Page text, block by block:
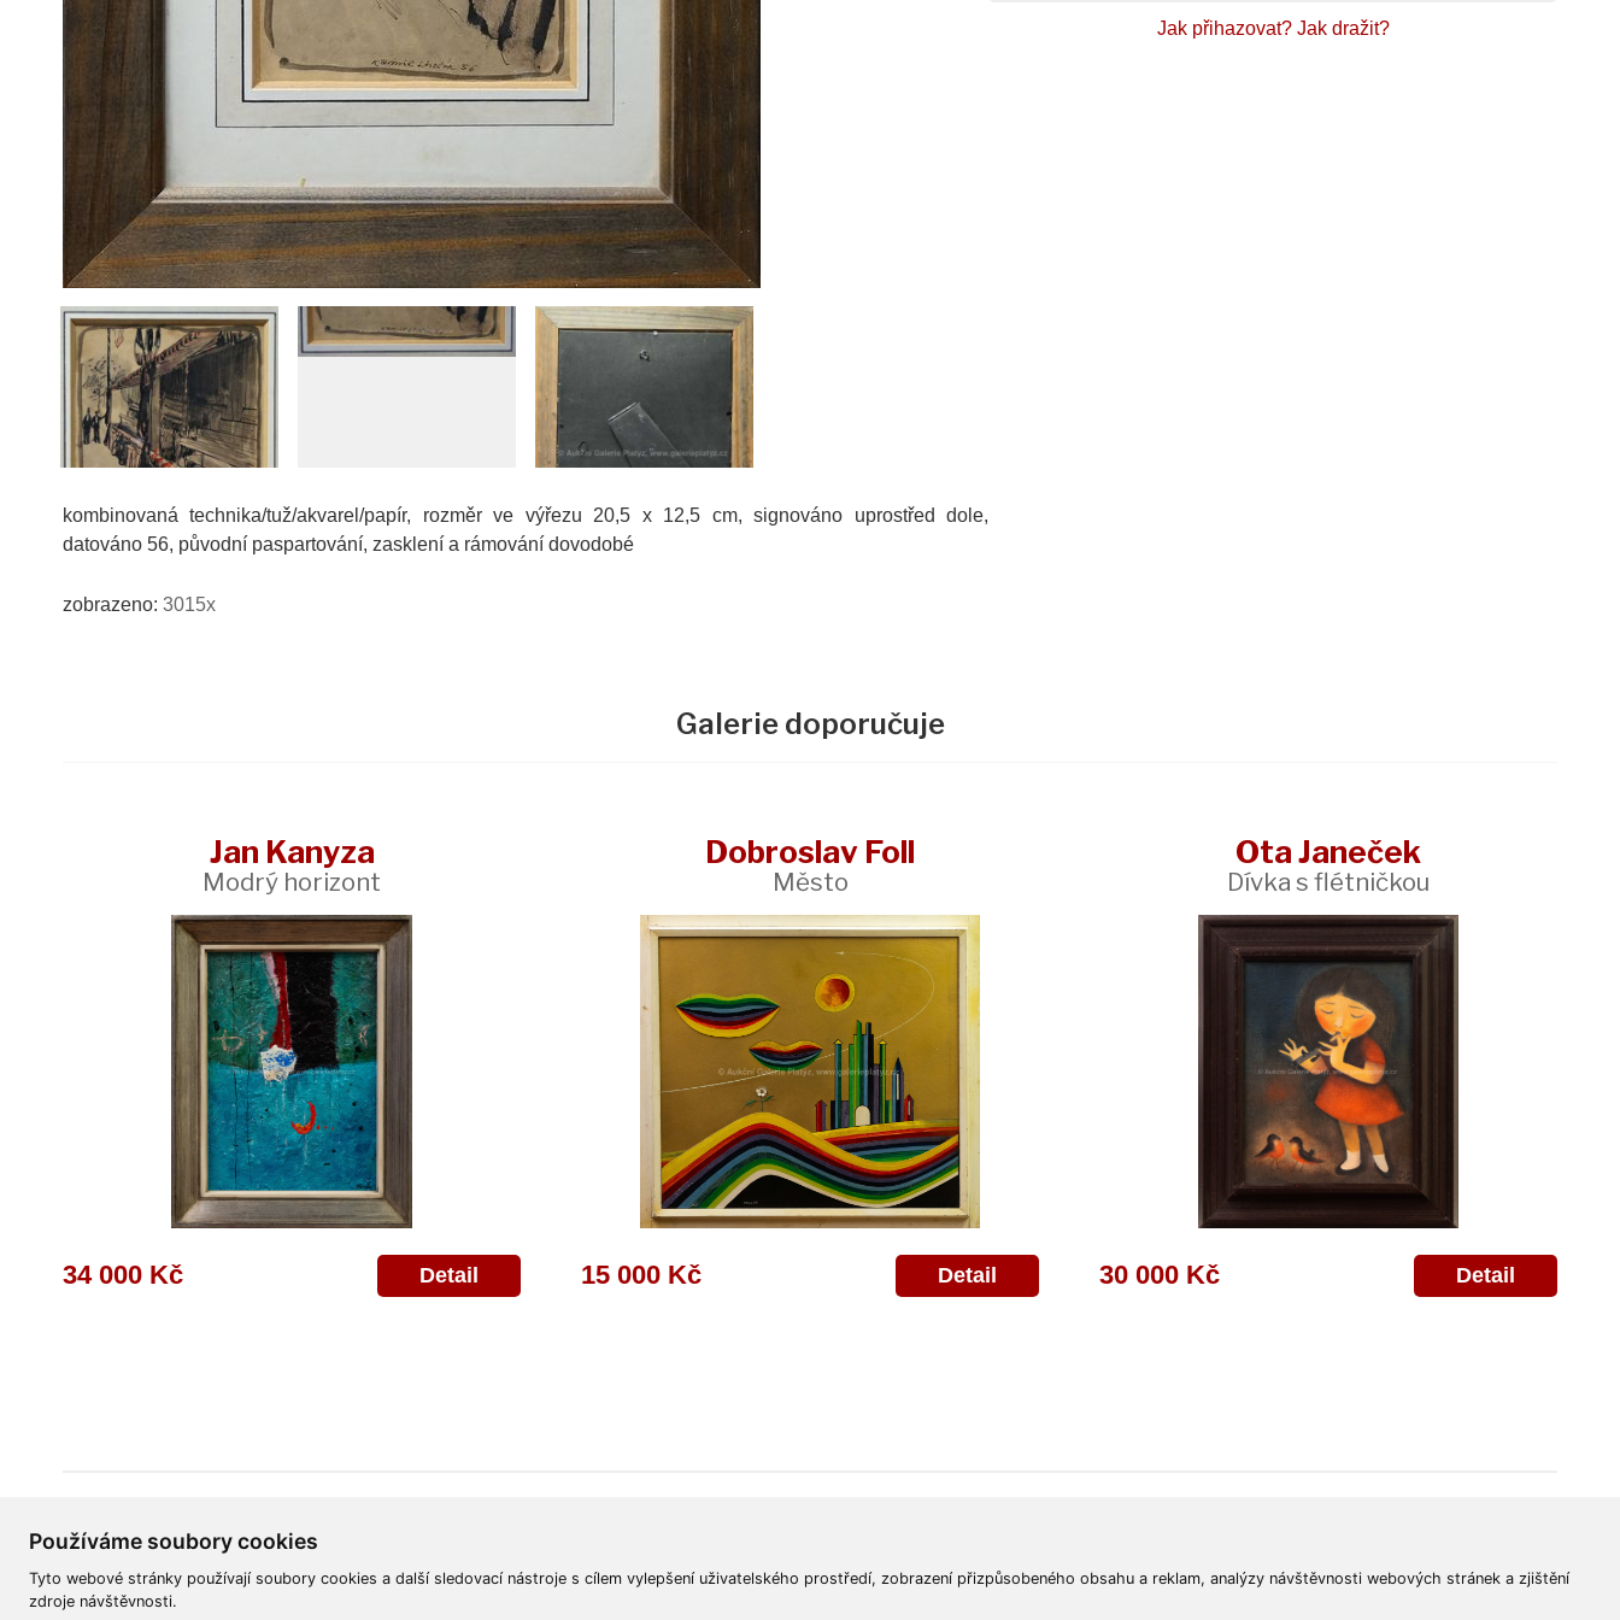
Používáme soubory cookies
Tyto webové stránky používají soubory cookies a další sledovací nástroje s cílem vylepšení uživatelského prostředí, zobrazení přizpůsobeného obsahu a reklam, analýzy návštěvnosti webových stránek a zjištění
zdroje návštěvnosti.
kombinovaná technika/tuž/akvarel/papír, rozměr ve výřezu 20,5 x 12,5 cm, signováno uprostřed dole,
datováno 56, původní paspartování, zasklení a rámování dovodobé
zobrazeno: 3015x
Jak přihazovat? Jak dražit?
Galerie doporučuje
Jan Kanyza
Modrý horizont
34 000 Kč Detail
Dobroslav Foll
Město
15 000 Kč Detail
Ota Janeček
Dívka s flétničkou
30 000 Kč Detail